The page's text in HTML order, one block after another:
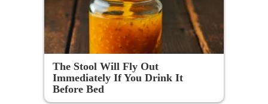
The Stool Will Fly Out
Immediately If You Drink It
Before Bed